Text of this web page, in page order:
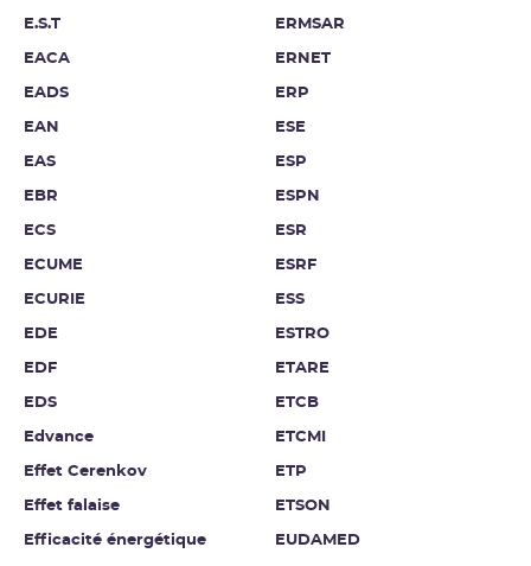
E.S.T
EACA
EADS
EAN
EAS
EBR
ECS
ECUME
ECURIE
EDE
EDF
EDS
Edvance
Effet Cerenkov
Effet falaise
Efficacité énergétique
ERMSAR
ERNET
ERP
ESE
ESP
ESPN
ESR
ESRF
ESS
ESTRO
ETARE
ETCB
ETCMI
ETP
ETSON
EUDAMED